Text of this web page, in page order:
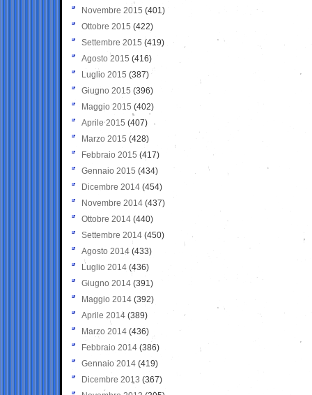
Novembre 2015 (401)
Ottobre 2015 (422)
Settembre 2015 (419)
Agosto 2015 (416)
Luglio 2015 (387)
Giugno 2015 (396)
Maggio 2015 (402)
Aprile 2015 (407)
Marzo 2015 (428)
Febbraio 2015 (417)
Gennaio 2015 (434)
Dicembre 2014 (454)
Novembre 2014 (437)
Ottobre 2014 (440)
Settembre 2014 (450)
Agosto 2014 (433)
Luglio 2014 (436)
Giugno 2014 (391)
Maggio 2014 (392)
Aprile 2014 (389)
Marzo 2014 (436)
Febbraio 2014 (386)
Gennaio 2014 (419)
Dicembre 2013 (367)